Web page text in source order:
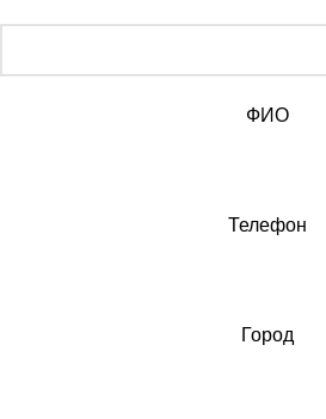
ФИО
Телефон
Город